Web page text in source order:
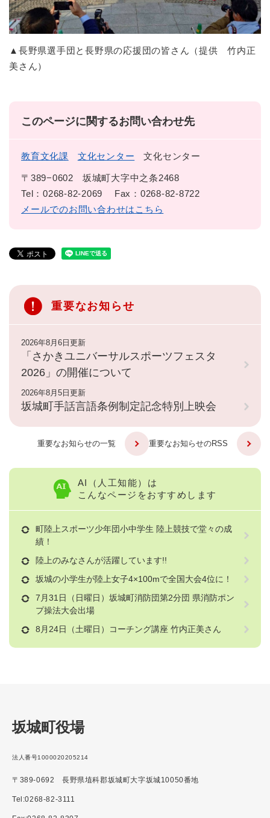
▲長野県選手団と長野県の応援団の皆さん（提供 竹内正
美さん）
このページに関するお問い合わせ先
教育文化課 文化センター 文化センター
〒389−0602
坂城町大字中之条2468
Tel：0268-82-2069
Fax：0268-82-8722
メールでのお問い合わせはこちら
重要なお知らせ
2026年8月6日更新
「さかきユニバーサルスポーツフェスタ
2026」の開催について
2026年8月5日更新
坂城町手話言語条例制定記念特別上映会
重要なお知らせの一覧 重要なお知らせのRSS
AI（人工知能）は
こんなページをおすすめします
町陸上スポーツ少年団小中学生 陸上競技で堂々の成
績！
陸上のみなさんが活躍しています!!
坂城の小学生が陸上女子4×100mで全国大会4位に！
7月31日（日曜日）坂城町消防団第2分団 県消防ポン
プ操法大会出場
8月24日（土曜日）コーチング講座 竹内正美さん
坂城町役場
法人番号1000020205214
〒389-0692 長野県埴科郡坂城町大字坂城10050番地
Tel:0268-82-3111